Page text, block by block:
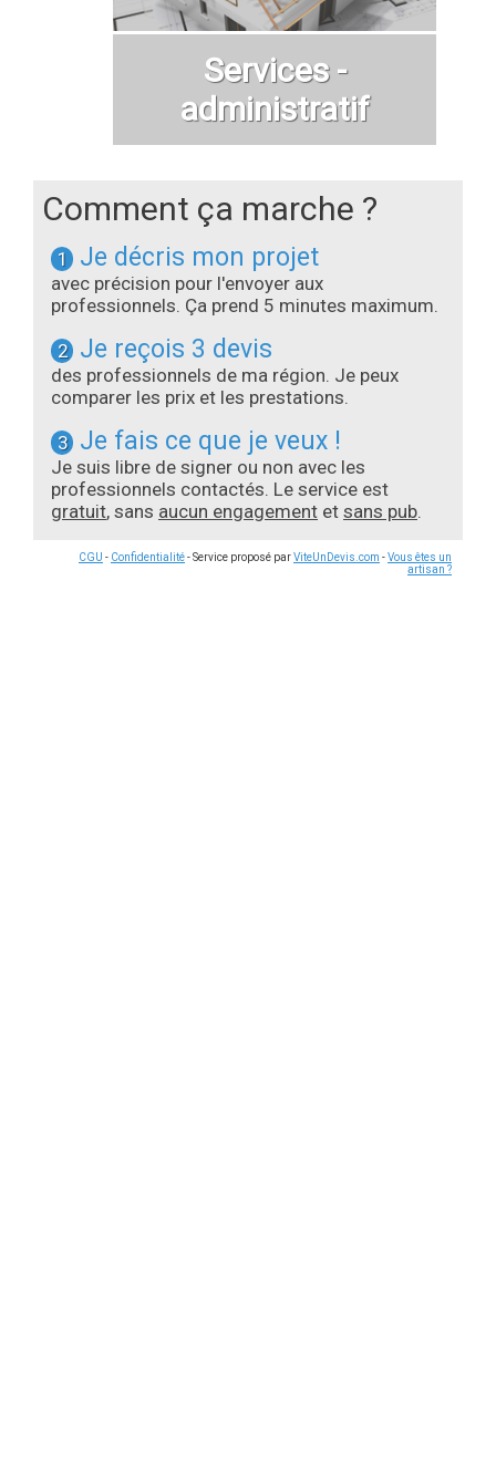
Services -
administratif
Comment ça marche ?
1 Je décris mon projet
avec précision pour l'envoyer aux
professionnels. Ça prend 5 minutes maximum.
2 Je reçois 3 devis
des professionnels de ma région. Je peux
comparer les prix et les prestations.
3 Je fais ce que je veux !
Je suis libre de signer ou non avec les
professionnels contactés. Le service est
gratuit, sans aucun engagement et sans pub.
CGU - Confidentialité- Service proposé parViteUnDevis.com -Vous êtes un
artisan ?